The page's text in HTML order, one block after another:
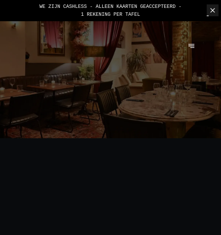
WE ZIJN CASHLESS - ALLEEN KAARTEN GEACCEPTEERD -
1 REKENING PER TAFEL